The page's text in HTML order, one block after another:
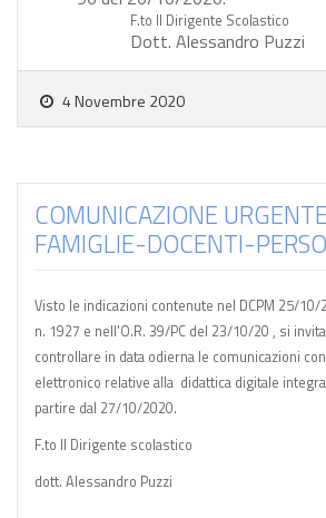
F.to Il Dirigente Scolastico
Dott. Alessandro Puzzi
4 Novembre 2020
COMUNICAZIONE
FAMIGLIE-DOCENTI-
Visto le indicazioni contenute nel DCPM 25/
n. 1927 e nell'O.R. 39/PC del 23/10/20 , si
controllare in data odierna le comunicazioni
elettronico relative alla didattica digitale
partire dal 27/10/2020.
F.to Il Dirigente scolastico
dott. Alessandro Puzzi